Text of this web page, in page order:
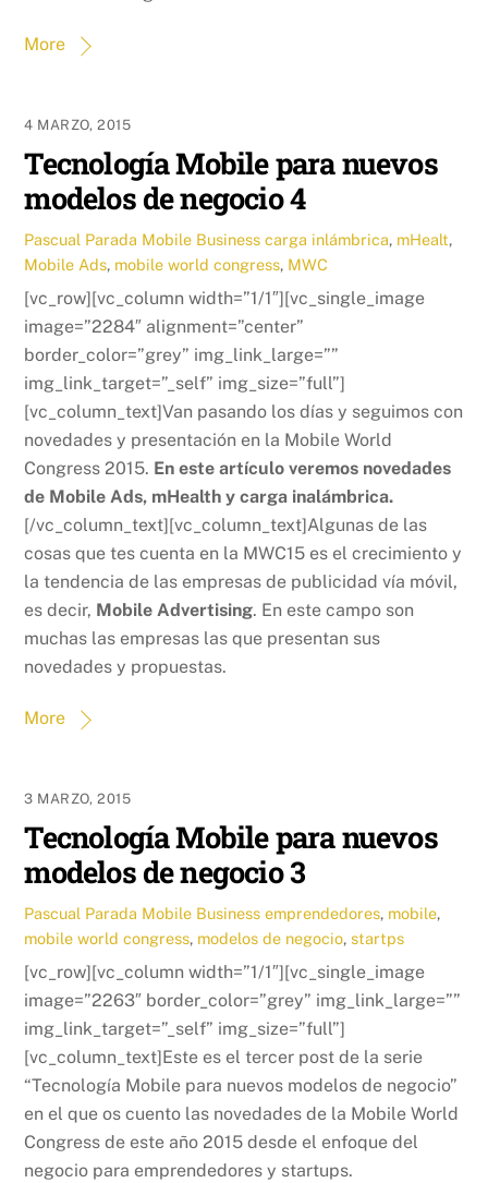
More
4 MARZO, 2015
Tecnología Mobile para nuevos
modelos de negocio 4
Pascual Parada Mobile Business carga inlámbrica, mHealt,
Mobile Ads, mobile world congress, MWC
[vc_row][vc_column width=”1/1″][vc_single_image
image=”2284″ alignment=”center”
border_color=”grey” img_link_large=””
img_link_target=”_self” img_size=”full”]
[vc_column_text]Van pasando los días y seguimos con
novedades y presentación en la Mobile World
Congress 2015. En este artículo veremos novedades
de Mobile Ads, mHealth y carga inalámbrica.
[/vc_column_text][vc_column_text]Algunas de las
cosas que tes cuenta en la MWC15 es el crecimiento y
la tendencia de las empresas de publicidad vía móvil,
es decir, Mobile Advertising. En este campo son
muchas las empresas las que presentan sus
novedades y propuestas.
More
3 MARZO, 2015
Tecnología Mobile para nuevos
modelos de negocio 3
Pascual Parada Mobile Business emprendedores, mobile,
mobile world congress, modelos de negocio,startps
[vc_row][vc_column width=”1/1″][vc_single_image
image=”2263″ border_color=”grey” img_link_large=””
img_link_target=”_self” img_size=”full”]
[vc_column_text]Este es el tercer post de la serie
“Tecnología Mobile para nuevos modelos de negocio”
en el que os cuento las novedades de la Mobile World
Congress de este año 2015 desde el enfoque del
negocio para emprendedores y startups.